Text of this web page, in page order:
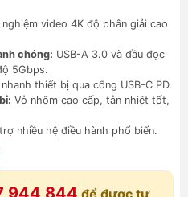
nghiệm video 4K độ phân giải cao
chóng: USB-A 3.0 và đầu đọc
5Gbps.
nhanh thiết bị qua cổng USB-C PD.
Vỏ nhôm cao cấp, tản nhiệt tốt,
nhiều hệ điều hành phổ biến.
944 844 để được tư